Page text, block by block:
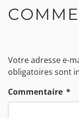
Votre adresse e-
obligatoires sont
Commentaire *